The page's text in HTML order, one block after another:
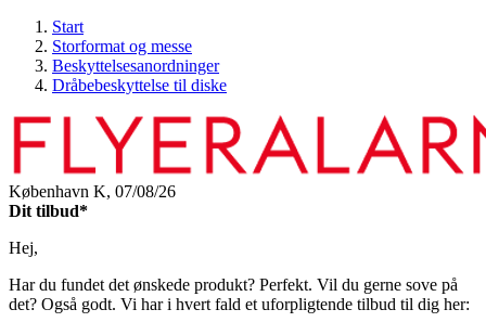
Start
Storformat og messe
Beskyttelsesanordninger
Dråbebeskyttelse til diske
København K, 07/08/26
Dit tilbud*
Hej,
Har du fundet det ønskede produkt? Perfekt. Vil du gerne sove på
det? Også godt. Vi har i hvert fald et uforpligtende tilbud til dig her: